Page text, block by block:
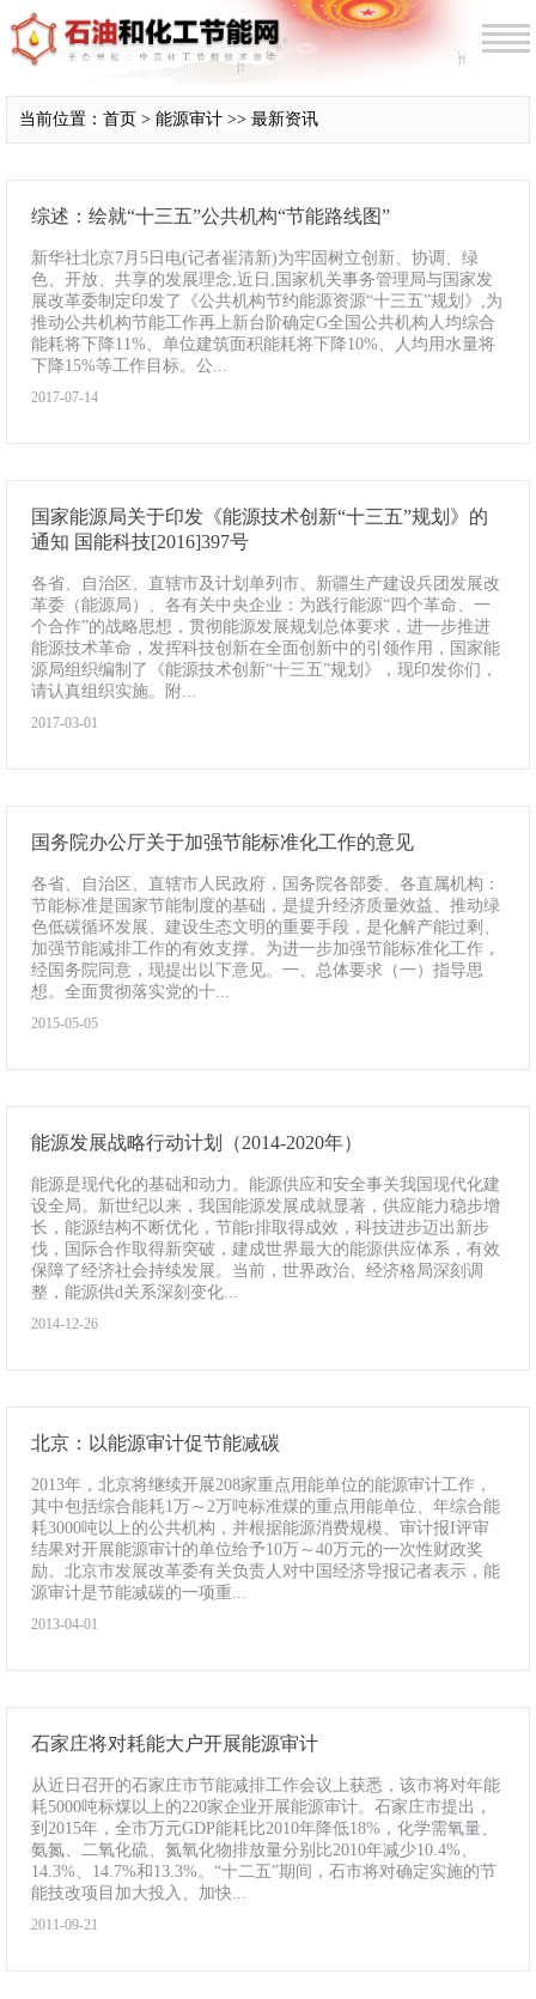
当前位置：首页 > 能源审计 >> 最新资讯
综述：绘就“十三五”公共机构“节能路线图”
新华社北京7月5日电(记者崔清新)为牢固树立创新、协调、绿
色、开放、共享的发展理念,近日,国家机关事务管理局与国家发
展改革委制定印发了《公共机构节约能源资源“十三五”规划》,为
推动公共机构节能工作再上新台阶确定G全国公共机构人均综合
能耗将下降11%、单位建筑面积能耗将下降10%、人均用水量将
下降15%等工作目标。公...
2017-07-14
国家能源局关于印发《能源技术创新“十三五”规划》的
通知 国能科技[2016]397号
各省、自治区、直辖市及计划单列市、新疆生产建设兵团发展改
革委（能源局）、各有关中央企业：为践行能源“四个革命、一
个合作”的战略思想，贯彻能源发展规划总体要求，进一步推进
能源技术革命，发挥科技创新在全面创新中的引领作用，国家能
源局组织编制了《能源技术创新“十三五”规划》，现印发你们，
请认真组织实施。附...
2017-03-01
国务院办公厅关于加强节能标准化工作的意见
各省、自治区、直辖市人民政府，国务院各部委、各直属机构：
节能标准是国家节能制度的基础，是提升经济质量效益、推动绿
色低碳循环发展、建设生态文明的重要手段，是化解产能过剩、
加强节能减排工作的有效支撑。为进一步加强节能标准化工作，
经国务院同意，现提出以下意见。一、总体要求（一）指导思
想。全面贯彻落实党的十...
2015-05-05
能源发展战略行动计划（2014-2020年）
能源是现代化的基础和动力。能源供应和安全事关我国现代化建
设全局。新世纪以来，我国能源发展成就显著，供应能力稳步增
长，能源结构不断优化，节能r排取得成效，科技进步迈出新步
伐，国际合作取得新突破，建成世界最大的能源供应体系，有效
保障了经济社会持续发展。当前，世界政治、经济格局深刻调
整，能源供d关系深刻变化...
2014-12-26
北京：以能源审计促节能减碳
2013年，北京将继续开展208家重点用能单位的能源审计工作，
其中包括综合能耗1万～2万吨标准煤的重点用能单位、年综合能
耗3000吨以上的公共机构，并根据能源消费规模、审计报I评审
结果对开展能源审计的单位给予10万～40万元的一次性财政奖
励。北京市发展改革委有关负责人对中国经济导报记者表示，能
源审计是节能减碳的一项重...
2013-04-01
石家庄将对耗能大户开展能源审计
从近日召开的石家庄市节能减排工作会议上获悉，该市将对年能
耗5000吨标煤以上的220家企业开展能源审计。石家庄市提出，
到2015年，全市万元GDP能耗比2010年降低18%，化学需氧量、
氨氮、二氧化硫、氮氧化物排放量分别比2010年减少10.4%、
14.3%、14.7%和13.3%。“十二五”期间，石市将对确定实施的节
能技改项目加大投入、加快...
2011-09-21